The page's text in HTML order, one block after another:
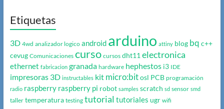
Etiquetas
3D 4wd analizador logico android arduino attiny blog bq c++
cevug Comunicaciones curso cursos dht11 electronica
ethernet fabricacion granada hardware hephestos i3 IDE
impresoras 3D instructables kit micro:bit osl PCB programación
radio raspberry raspberry pi robot samples scratch sd sensor smd
taller temperatura testing tutorial tutoriales ugr wifi